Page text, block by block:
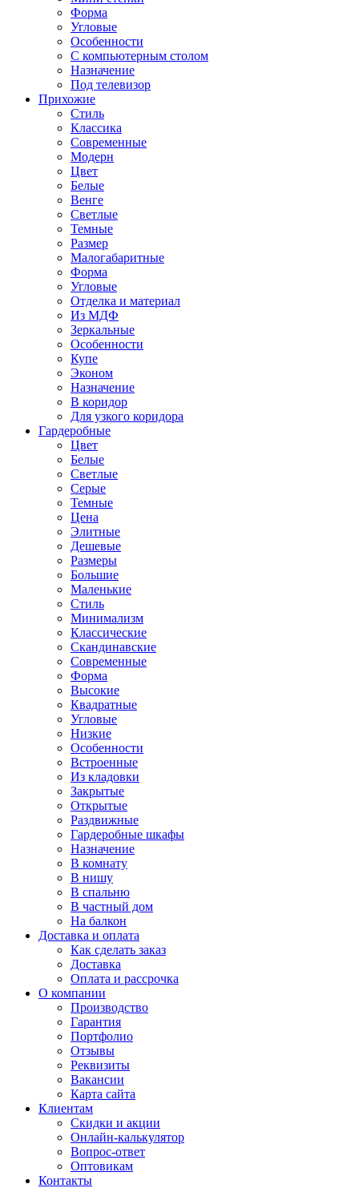
Форма
Угловые
Особенности
С компьютерным столом
Назначение
Под телевизор
Прихожие
Стиль
Классика
Современные
Модерн
Цвет
Белые
Венге
Светлые
Темные
Размер
Малогабаритные
Форма
Угловые
Отделка и материал
Из МДФ
Зеркальные
Особенности
Купе
Эконом
Назначение
В коридор
Для узкого коридора
Гардеробные
Цвет
Белые
Светлые
Серые
Темные
Цена
Элитные
Дешевые
Размеры
Большие
Маленькие
Стиль
Минимализм
Классические
Скандинавские
Современные
Форма
Высокие
Квадратные
Угловые
Низкие
Особенности
Встроенные
Из кладовки
Закрытые
Открытые
Раздвижные
Гардеробные шкафы
Назначение
В комнату
В нишу
В спальню
В частный дом
На балкон
Доставка и оплата
Как сделать заказ
Доставка
Оплата и рассрочка
О компании
Производство
Гарантия
Портфолио
Отзывы
Реквизиты
Вакансии
Карта сайта
Клиентам
Скидки и акции
Онлайн-калькулятор
Вопрос-ответ
Оптовикам
Контакты